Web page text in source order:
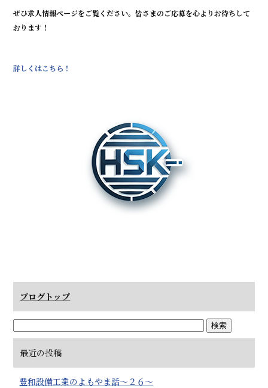
ぜひ求人情報ページをご覧ください。皆さまのご応募を心よりお待ちして
おります！
詳しくはこちら！
ブログトップ
最近の投稿
豊和設備工業のよもやま話～２６～